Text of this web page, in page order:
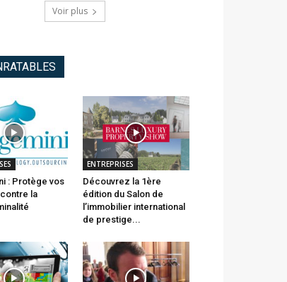
Voir plus
: Protège vos
la
ENTREPRISES
Découvrez la 1ère
édition du Salon de
l’immobilier international
de prestige...